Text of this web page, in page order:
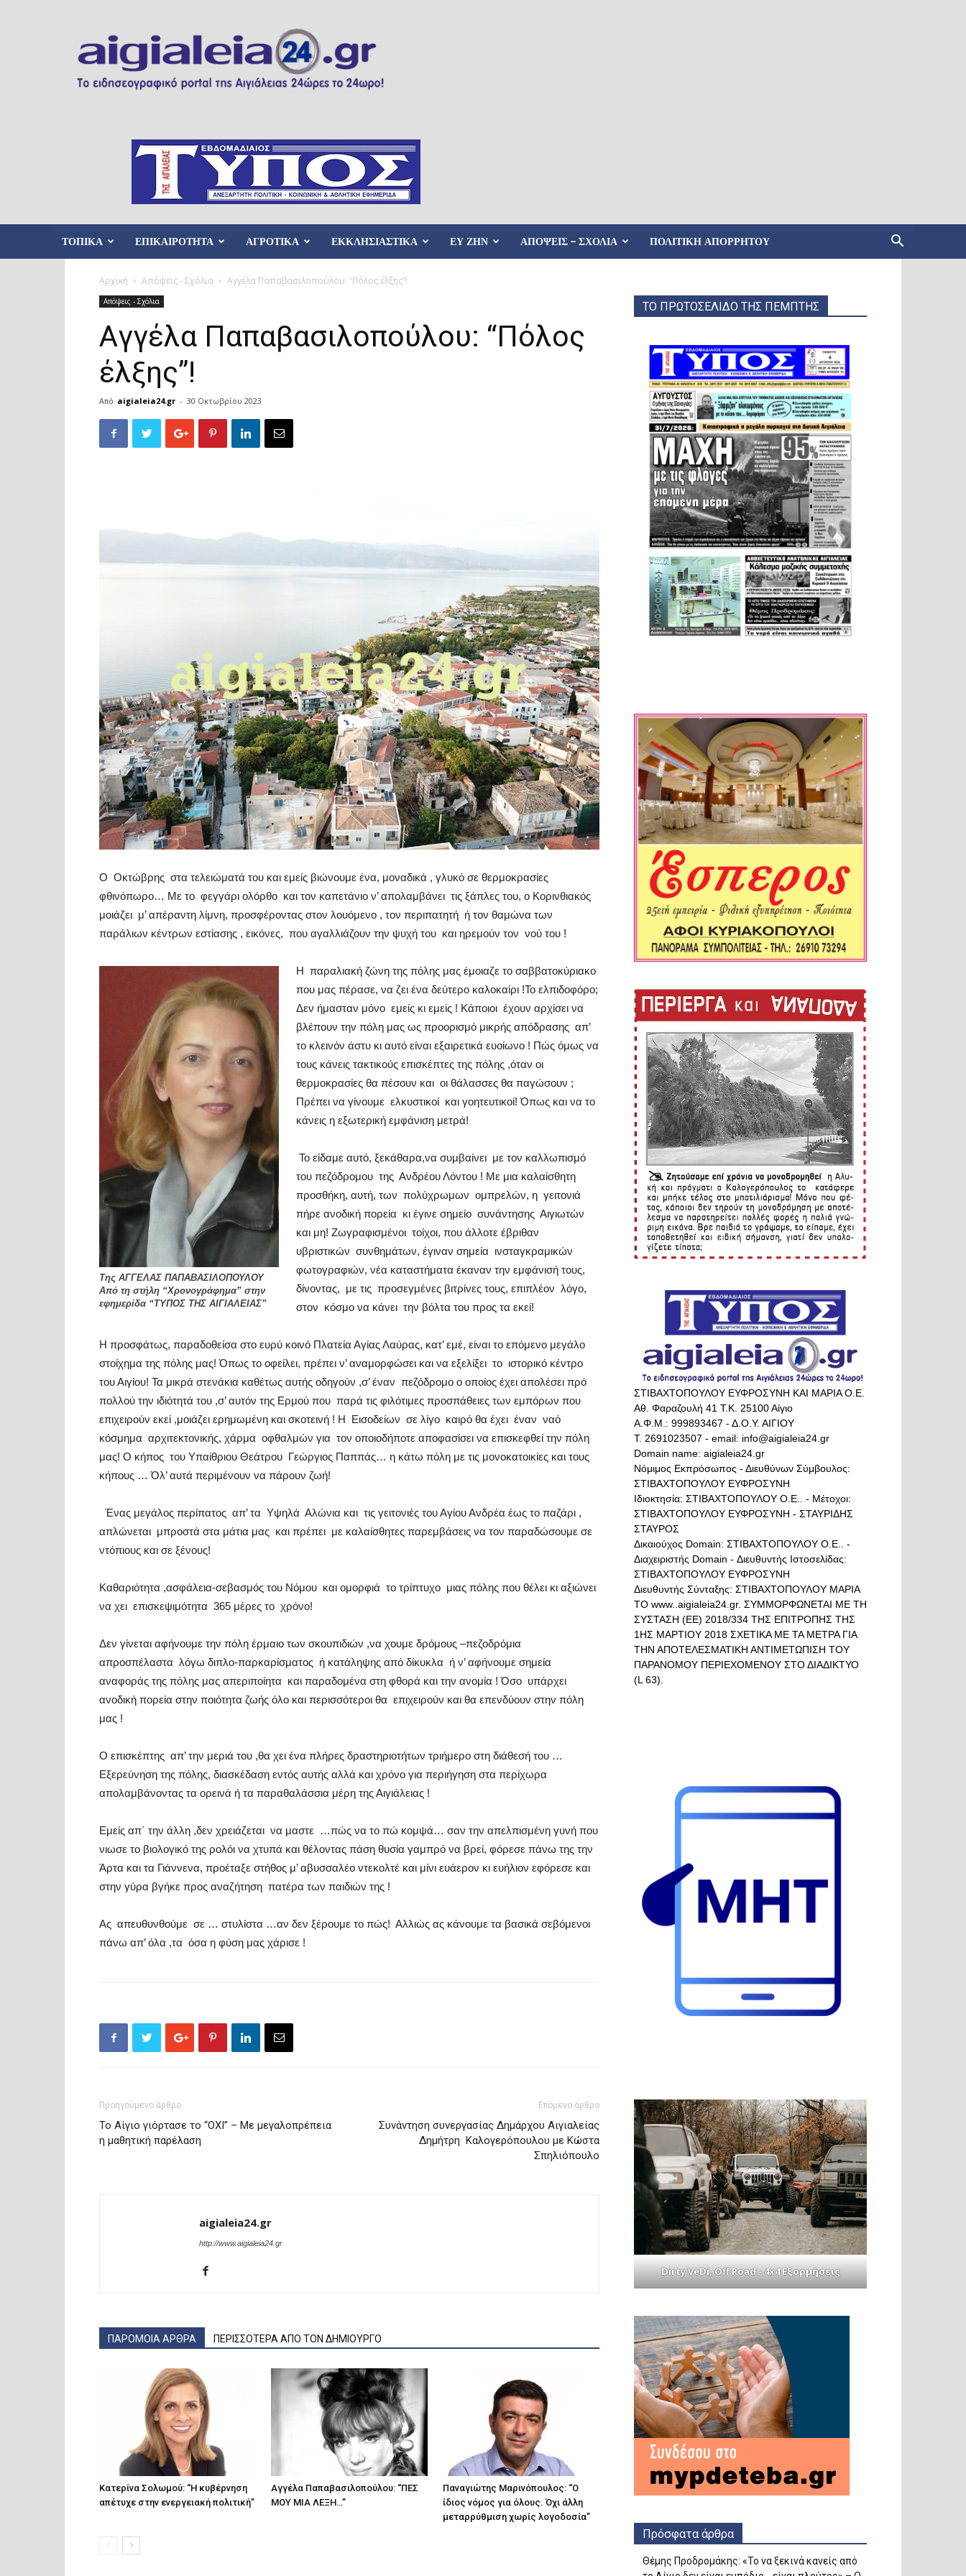
ΤΟΠΙΚΑ ΕΠΙΚΑΙΡΟΤΗΤΑ ΑΓΡΟΤΙΚΑ ΕΚΚΛΗΣΙΑΣΤΙΚΑ ΕΥ ΖΗΝ ΑΠΟΨΕΙΣ – ΣΧΟΛΙΑ ΠΟΛΙΤΙΚΉ ΑΠΟΡΡΉΤΟΥ
Αρχική Απόψεις - Σχόλια Aγγέλα Παπαβασιλοπούλου: “Πόλος έλξης”!
Απόψεις - Σχόλια
Aγγέλα Παπαβασιλοπούλου: “Πόλος
έλξης”!
Από aigialeia24.gr - 30 Οκτωβρίου 2023
Ο Οκτώβρης στα τελειώματά του και εμείς βιώνουμε ένα, μοναδικά , γλυκό σε θερμοκρασίες
φθινόπωρο… Με το φεγγάρι ολόρθο και τον καπετάνιο ν’ απολαμβάνει τις ξάπλες του, ο Κορινθιακός
μοιάζει μ’ απέραντη λίμνη, προσφέροντας στον λουόμενο , τον περιπατητή ή τον θαμώνα των
παράλιων κέντρων εστίασης , εικόνες, που αγαλλιάζουν την ψυχή του και ηρεμούν τον νού του !
Της ΑΓΓΕΛΑΣ ΠΑΠΑΒΑΣΙΛΟΠΟΥΛΟΥ
Από τη στήλη “Χρονογράφημα” στην
εφημερίδα “ΤΥΠΟΣ ΤΗΣ ΑΙΓΙΑΛΕΙΑΣ”
Η παραλιακή ζώνη της πόλης μας έμοιαζε το σαββατοκύριακο
που μας πέρασε, να ζει ένα δεύτερο καλοκαίρι !Το ελπιδοφόρο;
Δεν ήμασταν μόνο εμείς κι εμείς ! Κάποιοι έχουν αρχίσει να
βλέπουν την πόλη μας ως προορισμό μικρής απόδρασης απ’
το κλεινόν άστυ κι αυτό είναι εξαιρετικά ευοίωνο ! Πώς όμως να
τους κάνεις τακτικούς επισκέπτες της πόλης ,όταν οι
θερμοκρασίες θα πέσουν και οι θάλασσες θα παγώσουν ;
Πρέπει να γίνουμε ελκυστικοί και γοητευτικοί! Όπως και να το
κάνεις η εξωτερική εμφάνιση μετρά!
Το είδαμε αυτό, ξεκάθαρα,να συμβαίνει με τον καλλωπισμό
του πεζόδρομου της Ανδρέου Λόντου ! Με μια καλαίσθητη
προσθήκη, αυτή, των πολύχρωμων ομπρελών, η γειτονιά
πήρε ανοδική πορεία κι έγινε σημείο συνάντησης Αιγιωτών
και μη! Ζωγραφισμένοι τοίχοι, που άλλοτε έβριθαν
υβριστικών συνθημάτων, έγιναν σημεία ινσταγκραμικών
φωτογραφιών, νέα καταστήματα έκαναν την εμφάνισή τους,
δίνοντας, με τις προσεγμένες βιτρίνες τους, επιπλέον λόγο,
στον κόσμο να κάνει την βόλτα του προς τα εκεί!
Η προσφάτως, παραδοθείσα στο ευρύ κοινό Πλατεία Αγίας Λαύρας, κατ’ εμέ, είναι το επόμενο μεγάλο
στοίχημα της πόλης μας! Όπως το οφείλει, πρέπει ν’ αναμορφώσει και να εξελίξει το ιστορικό κέντρο
του Αιγίου! Τα μικρά στενάκια καθέτως αυτής οδηγούν ,σ’ έναν πεζόδρομο ο οποίος έχει απολέσει πρό
πολλού την ιδιότητά του ,σ’ αυτόν της Ερμού που παρά τις φιλότιμες προσπάθειες των εμπόρων που
επιχειρούν εκεί ,μοιάζει ερημωμένη και σκοτεινή ! Η Εισοδείων σε λίγο καιρό θα έχει έναν ναό
κόσμημα αρχιτεκτονικής, χάρμα οφθαλμών για τον οποιοδήποτε αποφασίσει να επισκεφθεί την πόλη
μας! Ο κήπος του Υπαίθριου Θεάτρου Γεώργιος Παππάς… η κάτω πόλη με τις μονοκατοικίες και τους
κήπους … Όλ’ αυτά περιμένουν να πάρουν ζωή!
Ένας μεγάλος περίπατος απ’ τα Υψηλά Αλώνια και τις γειτονιές του Αγίου Ανδρέα έως το παζάρι ,
απλώνεται μπροστά στα μάτια μας και πρέπει με καλαίσθητες παρεμβάσεις να τον παραδώσουμε σε
ντόπιους και σε ξένους!
Καθαριότητα ,ασφάλεια-σεβασμός του Νόμου και ομορφιά το τρίπτυχο μιας πόλης που θέλει κι αξιώνει
να χει επισκεψιμότητα 365 μέρες το χρόνο!
Δεν γίνεται αφήνουμε την πόλη έρμαιο των σκουπιδιών ,να χουμε δρόμους –πεζοδρόμια
απροσπέλαστα λόγω διπλο-παρκαρίσματος ή κατάληψης από δίκυκλα ή ν’ αφήνουμε σημεία
αναφοράς της πόλης μας απεριποίητα και παραδομένα στη φθορά και την ανομία ! Όσο υπάρχει
ανοδική πορεία στην ποιότητα ζωής όλο και περισσότεροι θα επιχειρούν και θα επενδύουν στην πόλη
μας !
Ο επισκέπτης απ’ την μεριά του ,θα χει ένα πλήρες δραστηριοτήτων τριήμερο στη διάθεσή του …
Εξερεύνηση της πόλης, διασκέδαση εντός αυτής αλλά και χρόνο για περιήγηση στα περίχωρα
απολαμβάνοντας τα ορεινά ή τα παραθαλάσσια μέρη της Αιγιάλειας !
Εμείς απ΄ την άλλη ,δεν χρειάζεται να μαστε …πώς να το πώ κομψά… σαν την απελπισμένη γυνή που
νιωσε το βιολογικό της ρολόι να χτυπά και θέλοντας πάση θυσία γαμπρό να βρεί, φόρεσε πάνω της την
Άρτα και τα Γιάννενα, προέταξε στήθος μ’ αβυσσαλέο ντεκολτέ και μίνι ευάερον κι ευήλιον εφόρεσε και
στην γύρα βγήκε προς αναζήτηση πατέρα των παιδιών της !
Ας απευθυνθούμε σε … στυλίστα …αν δεν ξέρουμε το πώς! Αλλιώς ας κάνουμε τα βασικά σεβόμενοι
πάνω απ’ όλα ,τα όσα η φύση μας χάρισε !
Προηγούμενο άρθρο
Το Αίγιο γιόρτασε το “ΟΧΙ” – Με μεγαλοπρέπεια
η μαθητική παρέλαση
Επόμενο άρθρο
Συνάντηση συνεργασίας Δημάρχου Αιγιαλείας
Δημήτρη Καλογερόπουλου με Κώστα
Σπηλιόπουλο
aigialeia24.gr
http://www.aigialeia24.gr
ΠΑΡΟΜΟΙΑ ΑΡΘΡΑ ΠΕΡΙΣΣΟΤΕΡΑ ΑΠΟ ΤΟΝ ΔΗΜΙΟΥΡΓΟ
Κατερίνα Σολωμού: “Η κυβέρνηση
απέτυχε στην ενεργειακή πολιτική”
Αγγέλα Παπαβασιλοπούλου: “ΠΕΣ
ΜΟΥ ΜΙΑ ΛΕΞΗ…”
Παναγιώτης Μαρινόπουλος: “Ο
ίδιος νόμος για όλους. Όχι άλλη
μεταρρύθμιση χωρίς λογοδοσία”
ΤΟ ΠΡΩΤΟΣΕΛΙΔΟ ΤΗΣ ΠΕΜΠΤΗΣ
ΣΤΙΒΑΧΤΟΠΟΥΛΟΥ ΕΥΦΡΟΣΥΝΗ ΚΑΙ ΜΑΡΙΑ Ο.Ε.
Αθ. Φαραζουλή 41 Τ.Κ. 25100 Αίγιο
Α.Φ.Μ.: 999893467 - Δ.Ο.Υ. ΑΙΓΙΟΥ
Τ. 2691023507 - email: info@aigialeia24.gr
Domain name: aigialeia24.gr
Νόμιμος Εκπρόσωπος - Διευθύνων Σύμβουλος:
ΣΤΙΒΑΧΤΟΠΟΥΛΟΥ ΕΥΦΡΟΣΥΝΗ
Ιδιοκτησία: ΣΤΙΒΑΧΤΟΠΟΥΛΟΥ Ο.Ε.. - Μέτοχοι:
ΣΤΙΒΑΧΤΟΠΟΥΛΟΥ ΕΥΦΡΟΣΥΝΗ - ΣΤΑΥΡΙΔΗΣ
ΣΤΑΥΡΟΣ
Δικαιούχος Domain: ΣΤΙΒΑΧΤΟΠΟΥΛΟΥ Ο.Ε.. -
Διαχειριστής Domain - Διευθυντής Ιστοσελίδας:
ΣΤΙΒΑΧΤΟΠΟΥΛΟΥ ΕΥΦΡΟΣΥΝΗ
Διευθυντής Σύνταξης: ΣΤΙΒΑΧΤΟΠΟΥΛΟΥ ΜΑΡΙΑ
ΤΟ www..aigialeia24.gr. ΣΥΜΜΟΡΦΩΝΕΤΑΙ ΜΕ ΤΗ
ΣΥΣΤΑΣΗ (ΕΕ) 2018/334 ΤΗΣ ΕΠΙΤΡΟΠΗΣ ΤΗΣ
1ΗΣ ΜΑΡΤΙΟΥ 2018 ΣΧΕΤΙΚΑ ΜΕ ΤΑ ΜΕΤΡΑ ΓΙΑ
ΤΗΝ ΑΠΟΤΕΛΕΣΜΑΤΙΚΗ ΑΝΤΙΜΕΤΩΠΙΣΗ ΤΟΥ
ΠΑΡΑΝΟΜΟΥ ΠΕΡΙΕΧΟΜΕΝΟΥ ΣΤΟ ΔΙΑΔΙΚΤΥΟ
(L 63).
Dirty VeDi, Off Road - 4x4 Εξορμήσεις
Πρόσφατα άρθρα
Θέμης Προδρομάκης: «Το να ξεκινά κανείς από